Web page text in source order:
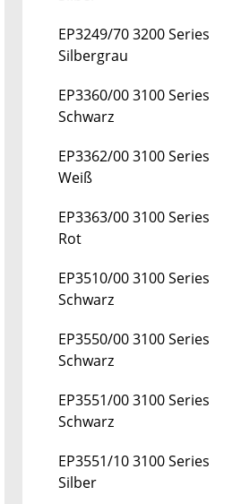
EP3249/70 3200 Series
Silbergrau
EP3360/00 3100 Series
Schwarz
EP3362/00 3100 Series
Weiß
EP3363/00 3100 Series
Rot
EP3510/00 3100 Series
Schwarz
EP3550/00 3100 Series
Schwarz
EP3551/00 3100 Series
Schwarz
EP3551/10 3100 Series
Silber